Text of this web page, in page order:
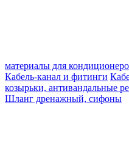
материалы для
Кабель-канал и фитинги
козырьки, антивандальные
Шланг дренажный, сифоны